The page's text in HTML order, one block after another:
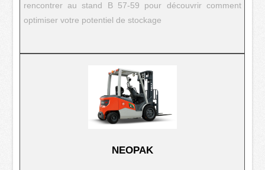
rencontrer au stand B 57-59 pour découvrir comment
optimiser votre potentiel de stockage
NEOPAK